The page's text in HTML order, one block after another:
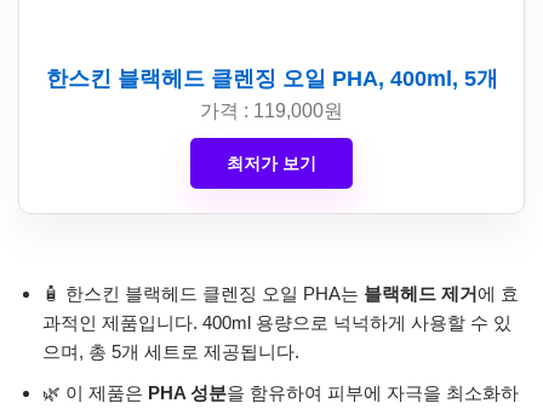
한스킨 블랙헤드 클렌징 오일 PHA, 400ml, 5개
가격 : 119,000원
최저가 보기
🧴 한스킨 블랙헤드 클렌징 오일 PHA는 블랙헤드 제거에 효
과적인 제품입니다. 400ml 용량으로 넉넉하게 사용할 수 있
으며, 총 5개 세트로 제공됩니다.
🌿 이 제품은 PHA 성분을 함유하여 피부에 자극을 최소화하